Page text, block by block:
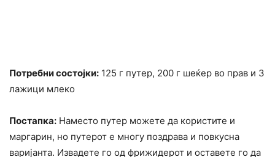
Потребни состојки: 125 г путер, 200 г шеќер во прав и 3
лажици млеко
Постапка: Наместо путер можете да користите и
маргарин, но путерот е многу поздрава и повкусна
варијанта. Извадете го од фрижидерот и оставете го да